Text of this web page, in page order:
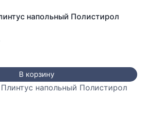
напольный Полистирол
В корзину